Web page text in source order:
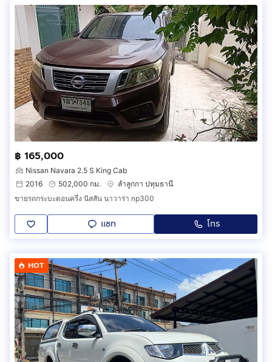
฿ 165,000
Nissan Navara 2.5 S King Cab
2016
502,000 กม.
ลำลูกกา ปทุมธานี
ขายรถกระบะตอนครึ่ง นิสสัน นาวาร่า np300
แชท โทร
HOT